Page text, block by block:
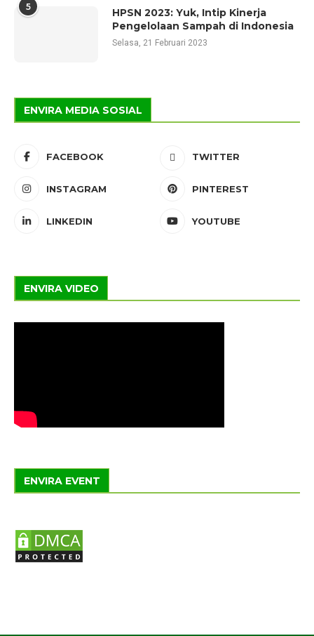
5
HPSN 2023: Yuk, Intip Kinerja
Pengelolaan Sampah di Indonesia
Selasa, 21 Februari 2023
ENVIRA MEDIA SOSIAL
FACEBOOK TWITTER
INSTAGRAM PINTEREST
LINKEDIN YOUTUBE
ENVIRA VIDEO
ENVIRA EVENT